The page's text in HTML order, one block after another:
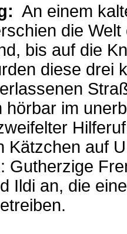
An einem
die
bis auf die
diese drei
hörbar im
Kätzchen auf
Gutherzige
Ildi an, die